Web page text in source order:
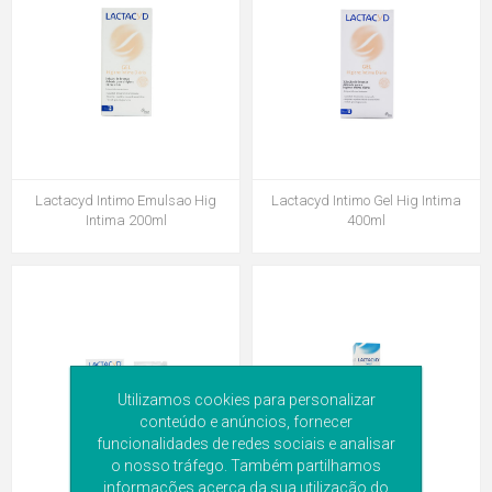
Lactacyd Intimo Emulsao Hig
Intima 200ml
Lactacyd Intimo Gel Hig Intima
400ml
Utilizamos cookies para personalizar
conteúdo e anúncios, fornecer
funcionalidades de redes sociais e analisar
o nosso tráfego. Também partilhamos
informações acerca da sua utilização do